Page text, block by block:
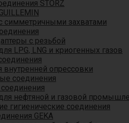
STORZ
симметричными захватами
с резьбой
LPG, LNG и криогенных газов
внутренней опрессовки
соединения
нефтяной и газовой
гигиенические соединения
GEKA